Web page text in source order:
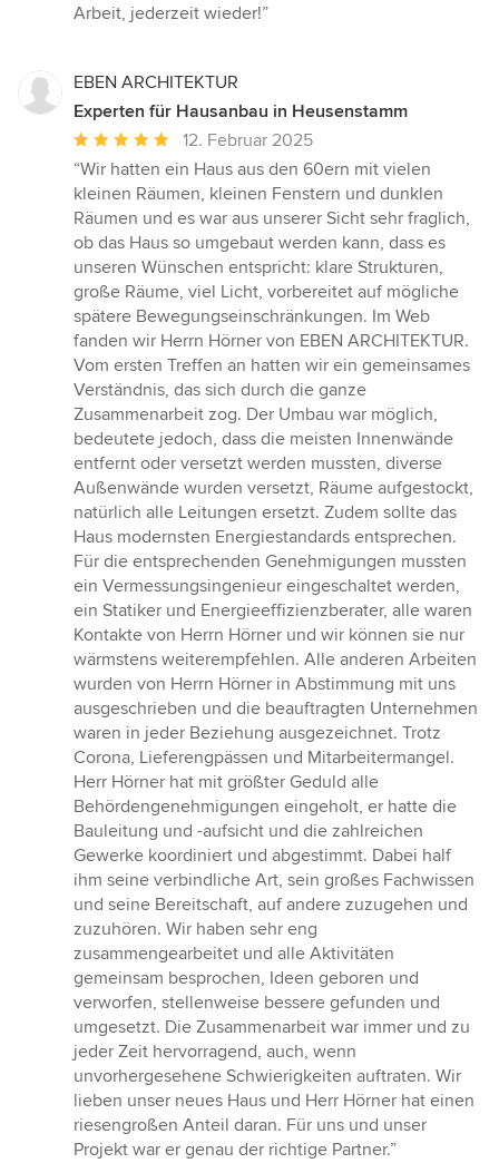
Arbeit, jederzeit wieder!”
EBEN ARCHITEKTUR
Experten für Hausanbau in Heusenstamm
Durchschnittliche
Bewertung:
5
von
5
Sternen
12. Februar 2025
“Wir hatten ein Haus aus den 60ern mit vielen
kleinen Räumen, kleinen Fenstern und dunklen
Räumen und es war aus unserer Sicht sehr fraglich,
ob das Haus so umgebaut werden kann, dass es
unseren Wünschen entspricht: klare Strukturen,
große Räume, viel Licht, vorbereitet auf mögliche
spätere Bewegungseinschränkungen. Im Web
fanden wir Herrn Hörner von EBEN ARCHITEKTUR.
Vom ersten Treffen an hatten wir ein gemeinsames
Verständnis, das sich durch die ganze
Zusammenarbeit zog. Der Umbau war möglich,
bedeutete jedoch, dass die meisten Innenwände
entfernt oder versetzt werden mussten, diverse
Außenwände wurden versetzt, Räume aufgestockt,
natürlich alle Leitungen ersetzt. Zudem sollte das
Haus modernsten Energiestandards entsprechen.
Für die entsprechenden Genehmigungen mussten
ein Vermessungsingenieur eingeschaltet werden,
ein Statiker und Energieeffizienzberater, alle waren
Kontakte von Herrn Hörner und wir können sie nur
wärmstens weiterempfehlen. Alle anderen Arbeiten
wurden von Herrn Hörner in Abstimmung mit uns
ausgeschrieben und die beauftragten Unternehmen
waren in jeder Beziehung ausgezeichnet. Trotz
Corona, Lieferengpässen und Mitarbeitermangel.
Herr Hörner hat mit größter Geduld alle
Behördengenehmigungen eingeholt, er hatte die
Bauleitung und -aufsicht und die zahlreichen
Gewerke koordiniert und abgestimmt. Dabei half
ihm seine verbindliche Art, sein großes Fachwissen
und seine Bereitschaft, auf andere zuzugehen und
zuzuhören. Wir haben sehr eng
zusammengearbeitet und alle Aktivitäten
gemeinsam besprochen, Ideen geboren und
verworfen, stellenweise bessere gefunden und
umgesetzt. Die Zusammenarbeit war immer und zu
jeder Zeit hervorragend, auch, wenn
unvorhergesehene Schwierigkeiten auftraten. Wir
lieben unser neues Haus und Herr Hörner hat einen
riesengroßen Anteil daran. Für uns und unser
Projekt war er genau der richtige Partner.”